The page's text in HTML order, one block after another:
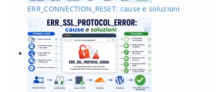
ERR_CONNECTION_RESET: cause e soluzioni